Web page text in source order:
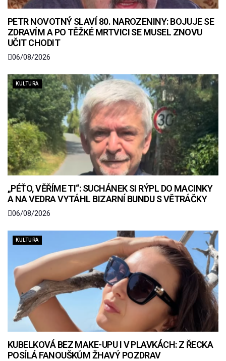
PETR NOVOTNÝ SLAVÍ 80. NAROZENINY: BOJUJE SE
ZDRAVÍM A PO TĚŽKÉ MRTVICI SE MUSEL ZNOVU
UČIT CHODIT
06/08/2026
KULTURA
„PÉŤO, VĚŘÍME TI“: SUCHÁNEK SI RÝPL DO MACINKY
A NA VEDRA VYTÁHL BIZARNÍ BUNDU S VĚTRÁČKY
06/08/2026
KULTURA
KUBELKOVÁ BEZ MAKE-UPU I V PLAVKÁCH: Z ŘECKA
POSÍLÁ FANOUŠKŮM ŽHAVÝ POZDRAV